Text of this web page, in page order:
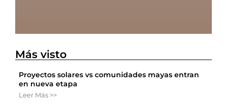
Más visto
Proyectos solares vs comunidades mayas entran
en nueva etapa
Leer Más >>